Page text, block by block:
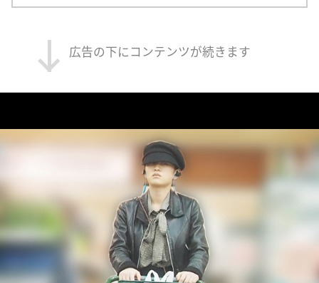
広告の下にコンテンツが続きます